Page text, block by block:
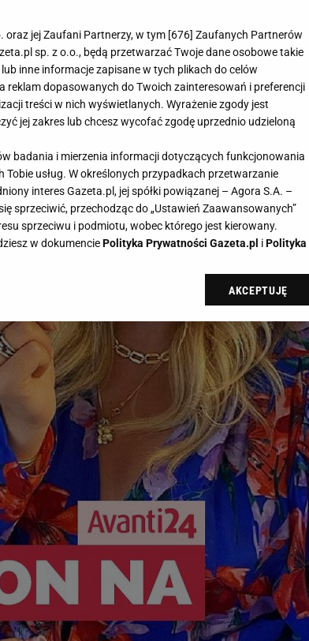
Sukienki w kwiaty
wymodelują sylwetkę
na każdym elemencie garderoby. Dzisiaj
have w szafie każdej kobiety! Modele mini,
okazję. Sprawdź nasze propozycje!
oraz jej Zaufani Partnerzy, w tym [676] Zaufanych Partnerów
sp. z o.o., będą przetwarzać Twoje dane osobowe takie
inne informacje zapisane w tych plikach do celów
dopasowanych do Twoich zainteresowań i preferencji
treści w nich wyświetlanych. Wyrażenie zgody jest
jej zakres lub chcesz wycofać zgodę uprzednio udzieloną
badania i mierzenia informacji dotyczących funkcjonowania
usług. W określonych przypadkach przetwarzanie
interes Gazeta.pl, jej spółki powiązanej – Agora S.A. –
sprzeciwić, przechodząc do „Ustawień Zaawansowanych”
sprzeciwu i podmiotu, wobec którego jest kierowany.
w dokumenciePolityka Prywatności Gazeta.pl iPolityka
przechowywanie plików cookie Gazeta.pl sp. z o.o., jej
twoimi preferencjami dot. przetwarzania danych poprzez
do „Ustawień Zaawansowanych”. Zmiana ustawień
dane osobowe w następujących celach:
charakterystyki urządzenia do celów identyfikacji.
Spersonalizowane reklamy i treści, pomiar reklam i treści,
AKCEPTUJĘ